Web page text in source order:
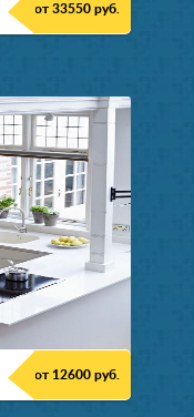
от 33550 руб.
от 12600 руб.